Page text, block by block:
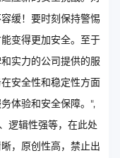
缓！要时刻保持警惕
变得更加安全。至于
实力的公司提供的服
安全性和稳定性方面
体验和安全保障。",
逻辑性强等，在此处
，原创性高，禁止出